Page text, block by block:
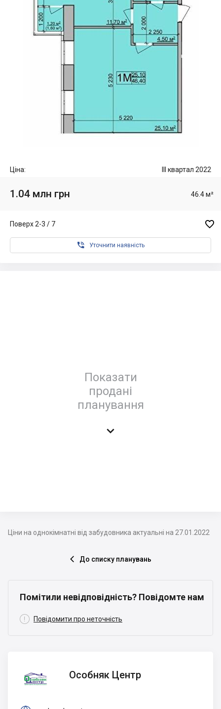
Ціна: III квартал 2022
1.04 млн грн 46.4 м²
Поверх 2-3 / 7 
 Уточнити наявність
Показати
продані
планування

Ціни на однокімнатні від забудовника актуальні на 27.01.2022
 До списку планувань
Помітили невідповідність? Повідомте нам
 Повідомити про неточність
Центр
Особняк Центр